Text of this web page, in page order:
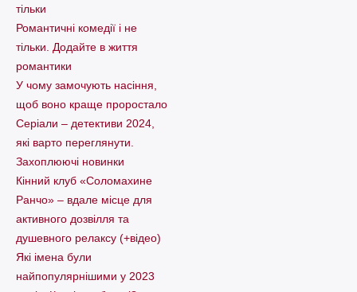
тільки
Романтичні комедії і не
тільки. Додайте в життя
романтики
У чому замочують насіння,
щоб воно краще проростало
Серіали – детективи 2024,
які варто пеpеглянути.
Захоплюючі новинки
Кінний клуб «Соломахине
Ранчо» – вдале місце для
активного дозвілля та
душевного релаксу (+відео)
Які імена були
найпопулярнішими у 2023